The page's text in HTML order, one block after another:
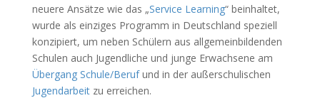
neuere Ansätze wie das „Service Learning“ beinhaltet,
wurde als einziges Programm in Deutschland speziell
konzipiert, um neben Schülern aus allgemeinbildenden
Schulen auch Jugendliche und junge Erwachsene am
Übergang Schule/Berufund in der außerschulischen
Jugendarbeitzu erreichen.